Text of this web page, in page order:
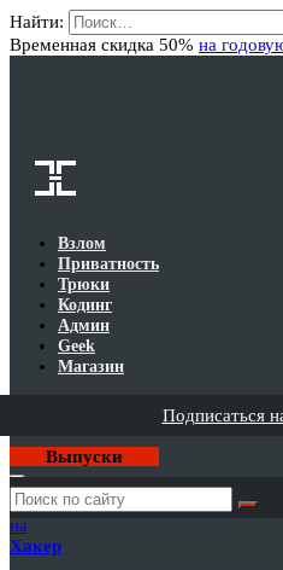
Найти:
Временная скидка 50% на
Взлом
Приватность
Трюки
Кодинг
Админ
Geek
Магазин
Подписаться
Выпуски
Годовая
подписка
на
Хакер